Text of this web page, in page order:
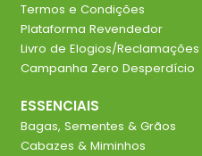
Termos e Condições
Plataforma Revendedor
Livro de Elogios/Reclamações
Campanha Zero Desperdício
ESSENCIAIS
Bagas, Sementes & Grãos
Cabazes & Miminhos